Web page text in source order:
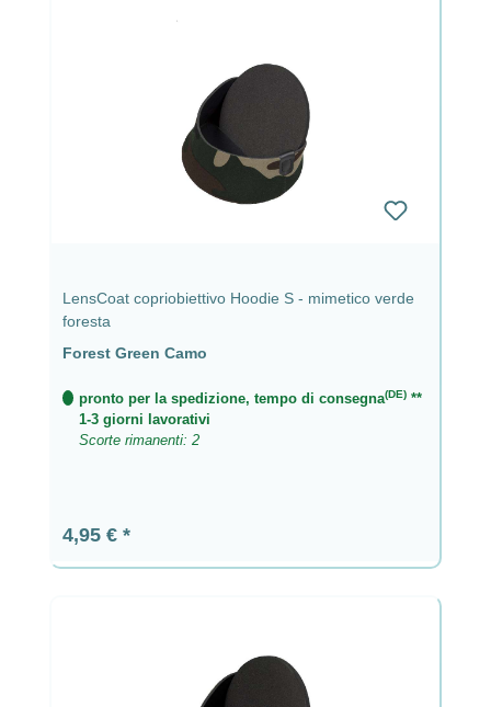
LensCoat copriobiettivo Hoodie S - mimetico verde
foresta
Forest Green Camo
pronto per la spedizione, tempo di consegna(DE) **
1-3 giorni lavorativi
Scorte rimanenti: 2
Prezzo normale:
4,95 €